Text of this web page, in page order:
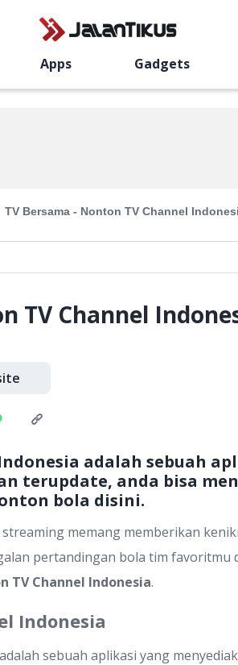
Apps Gadgets
TV Bersama - Nonton TV Channel
TV Channel
adalah sebuah
terupdate, anda bisa
bola disini.
memang memberikan
pertandingan bola tim favoritmu
TV Channel Indonesia.
Indonesia
adalah sebuah aplikasi yang